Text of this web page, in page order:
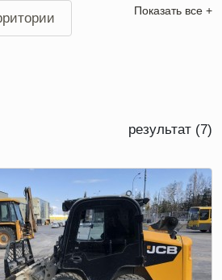
Показать все +
результат (7)